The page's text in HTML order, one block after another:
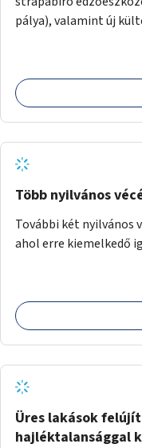
pálya), valamint új
népszerű, ingyenes
sziget északi felén,
Több nyilvános
További két nyilvános
ahol erre kiemelkedő
Üres lakások
hajléktalansággal